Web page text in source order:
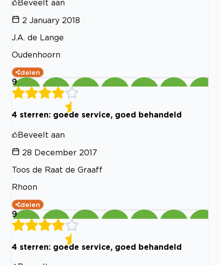
Beveelt aan
2 January 2018
J.A. de Lange
Oudenhoorn
delen
9
4 sterren: goede service, goed behandeld
Beveelt aan
28 December 2017
Toos de Raat de Graaff
Rhoon
delen
9
4 sterren: goede service, goed behandeld